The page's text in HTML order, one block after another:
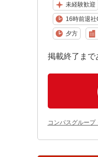
未経験歓迎
16時前退社
夕方
掲載終了まで
コンパスグループ